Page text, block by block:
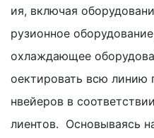
ия, включая
рузионное
охлаждающее
оектировать всю линию
нвейеров в
лиентов. Основываясь